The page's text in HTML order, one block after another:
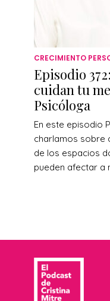
CRECIMIENTO
Episodio
cuidan tu
Psicóloga
En este episodio
charlamos sobre
de los espacios
pueden afectar a